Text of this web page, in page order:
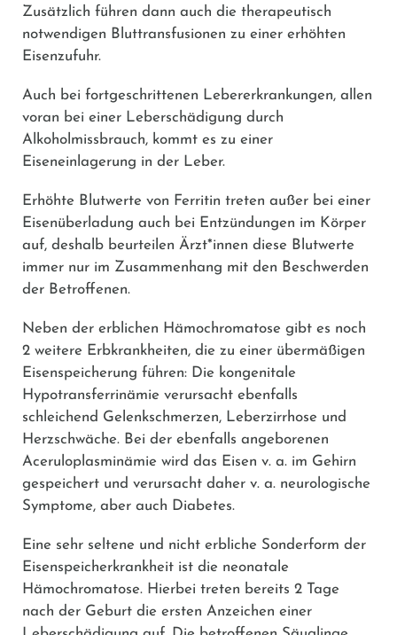
Zusätzlich führen dann auch die therapeutisch
notwendigen Bluttransfusionen zu einer erhöhten
Eisenzufuhr.
Auch bei fortgeschrittenen Lebererkrankungen, allen
voran bei einer Leberschädigung durch
Alkoholmissbrauch, kommt es zu einer
Eiseneinlagerung in der Leber.
Erhöhte Blutwerte von Ferritin treten außer bei einer
Eisenüberladung auch bei Entzündungen im Körper
auf, deshalb beurteilen Ärzt*innen diese Blutwerte
immer nur im Zusammenhang mit den Beschwerden
der Betroffenen.
Neben der erblichen Hämochromatose gibt es noch
2 weitere Erbkrankheiten, die zu einer übermäßigen
Eisenspeicherung führen: Die kongenitale
Hypotransferrinämie verursacht ebenfalls
schleichend Gelenkschmerzen, Leberzirrhose und
Herzschwäche. Bei der ebenfalls angeborenen
Aceruloplasminämie wird das Eisen v. a. im Gehirn
gespeichert und verursacht daher v. a. neurologische
Symptome, aber auch Diabetes.
Eine sehr seltene und nicht erbliche Sonderform der
Eisenspeicherkrankheit ist die neonatale
Hämochromatose. Hierbei treten bereits 2 Tage
nach der Geburt die ersten Anzeichen einer